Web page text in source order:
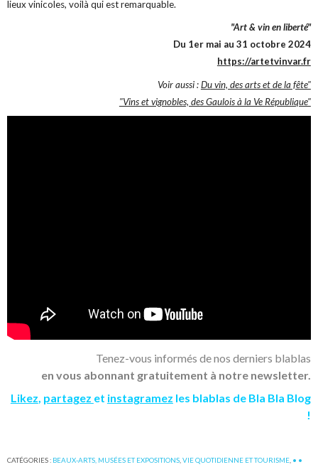
lieux vinicoles, voilà qui est remarquable.
"Art & vin en liberté"
Du 1er mai au 31 octobre 2024
https://artetvinvar.fr
Voir aussi :Du vin, des arts et de la fête"
"Vins et vignobles, des Gaulois à la Ve République"
Tenez-vous informés de nos derniers blablas
en vous abonnant gratuitement à notre newsletter.
Likez, partagez et instagramez les blablas de Bla Bla Blog
!
CATÉGORIES : BEAUX-ARTS, MUSÉES ET EXPOSITIONS ,VIE QUOTIDIENNE ET TOURISME • •